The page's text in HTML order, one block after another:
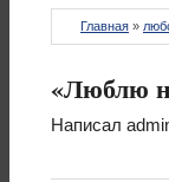
Главная »
«Люблю
Написал